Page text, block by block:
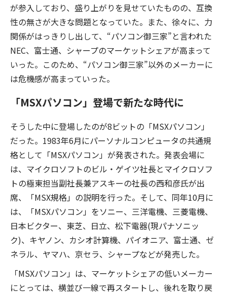
が参入しており、盛り上がりを見せていたものの、互換
性の無さが大きな問題となっていた。また、徐々に、力
関係がはっきりし出して、“パソコン御三家”と言われた
NEC、富士通、シャープのマーケットシェアが高まって
いった。このため、“パソコン御三家”以外のメーカーに
は危機感が高まっていった。
「MSXパソコン」登場で新たな時代に
そうした中に登場したのが8ビットの「MSXパソコン」
だった。1983年6月にパーソナルコンピュータの共通規
格として「MSXパソコン」が発表された。発表会場に
は、マイクロソフトのビル・ゲイツ社長とマイクロソフ
トの極東担当副社長兼アスキーの社長の西和彦氏が出
席、「MSX規格」の説明を行った。そして、同年10月に
は、「MSXパソコン」をソニー、三洋電機、三菱電機、
日本ビクター、東芝、日立、松下電器(現パナソニッ
ク)、キヤノン、カシオ計算機、パイオニア、富士通、ゼ
ネラル、ヤマハ、京セラ、シャープなどが発売した。
「MSXパソコン」は、マーケットシェアの低いメーカー
にとっては、横並び一線で再スタートし、後れを取り戻